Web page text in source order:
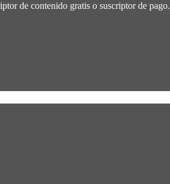
de contenido gratis o suscriptor de pago.